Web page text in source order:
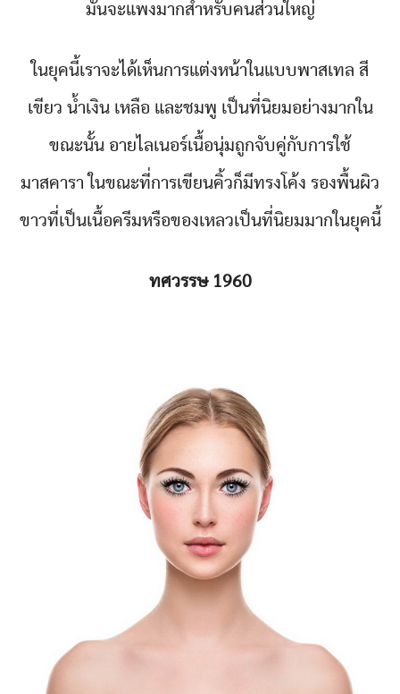
มันจะแพงมากสำหรับคนส่วนใหญ่
ในยุคนี้เราจะได้เห็นการแต่งหน้าในแบบพาสเทล สี
เขียว น้ำเงิน เหลือ และชมพู เป็นที่นิยมอย่างมากใน
ขณะนั้น อายไลเนอร์เนื้อนุ่มถูกจับคู่กับการใช้
มาสคารา ในขณะที่การเขียนคิ้วก็มีทรงโค้ง รองพื้นผิว
ขาวที่เป็นเนื้อครีมหรือของเหลวเป็นที่นิยมมากในยุคนี้
ทศวรรษ 1960